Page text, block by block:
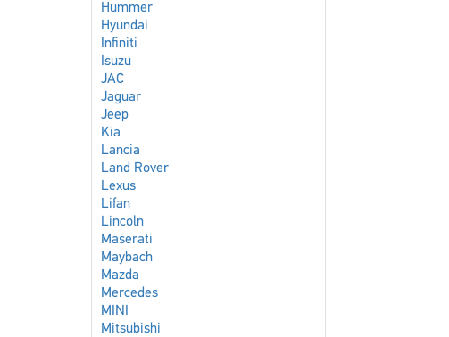
Hummer
Hyundai
Infiniti
Isuzu
JAC
Jaguar
Jeep
Kia
Lancia
Land Rover
Lexus
Lifan
Lincoln
Maserati
Maybach
Mazda
Mercedes
MINI
Mitsubishi